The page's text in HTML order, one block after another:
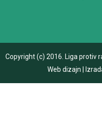
Copyright (c) 2016. Liga protiv
Web dizajn